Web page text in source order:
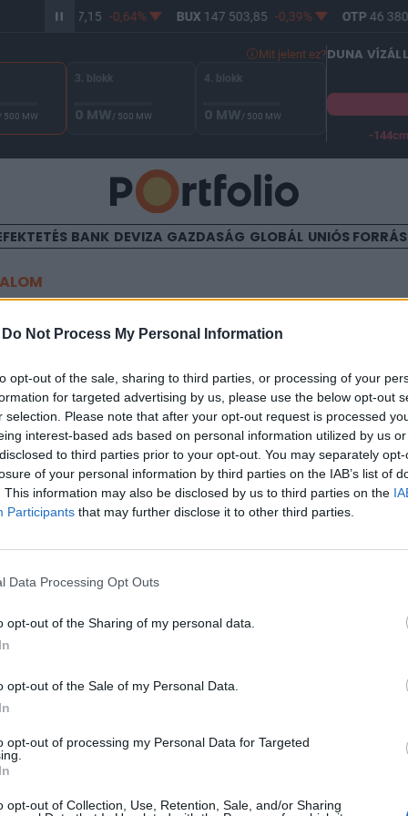
Do Not Process My Personal Information
opt-out of the sale, sharing to third parties, or processing of your
for targeted advertising by us, please use the below opt-out
selection. Please note that after your opt-out request is processed
interest-based ads based on personal information utilized by us
to third parties prior to your opt-out. You may separately
of your personal information by third parties on the IAB’s list of
This information may also be disclosed by us to third parties on the
Participants that may further disclose it to other third parties.
Data Processing Opt Outs
opt-out of the Sharing of my personal data.
opt-out of the Sale of my Personal Data.
opt-out of processing my Personal Data for Targeted
opt-out of Collection, Use, Retention, Sale, and/or Sharing
64 187,15 -0,64% BUX147 503,85 -0,39% OTP 46 380
Mit jelent ez?
/ 500 MW
3. blokk
0 MW/ 500 MW
4. blokk
0 MW/ 500 MW
DUNA
-144cm
BANK DEVIZA GAZDASÁG GLOBÁL UNIÓS
miért olcsók a
képviselője kijelentette, hogy a vállalat képes
és hatékonyságát anélkül, hogy kompromisszumokat
Shein észak-amerikai és európai stratégiai és vállalati ügyekért
jelent. "Az egyik gyakori kérdés a Sheinnel
ezeket az árakat? Hogyan tudunk a vásárlóknak ilyen értéket...
portfolio.hu hírarchívumához tartozik, melynek olvasása
cikkarchívum